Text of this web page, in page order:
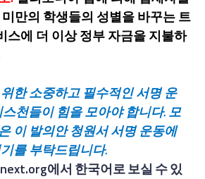
만의 학생들의 성별을 바꾸는 트
스에 더 이상 정부 자금을 지불하
위한소중하고 필수적인서명 운
천들이 힘을모아야 합니다.모
이 발의안 청원서서명 운동에
를 부탁드립니다.
에서 한국어로보실수있